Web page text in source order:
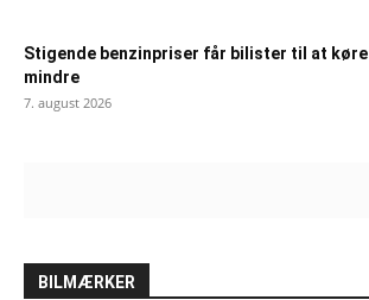
Stigende benzinpriser får bilister til at køre
mindre
7. august 2026
BILMÆRKER